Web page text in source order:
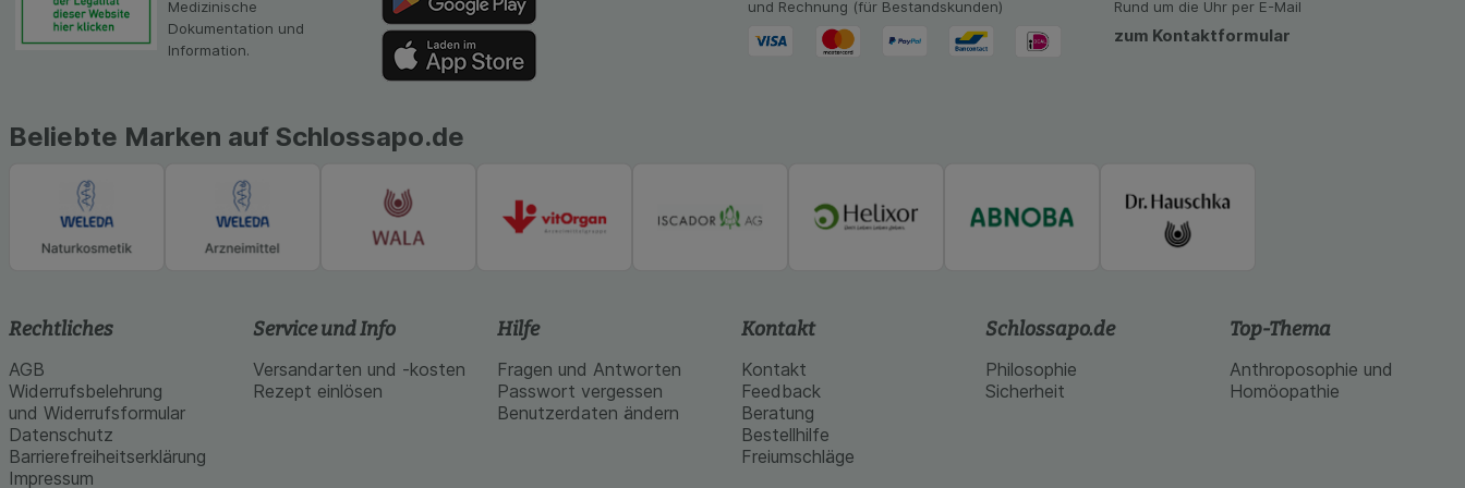
Medizinische
Dokumentation und
Information.
und Rechnung (für Bestandskunden)
Rund um die Uhr per E-Mail
zum Kontaktformular
Beliebte Marken auf Schlossapo.de
Rechtliches
AGB
Widerrufsbelehrung
und Widerrufsformular
Datenschutz
Barrierefreiheitserklärung
Impressum
Service und Info
Versandarten und -kosten
Rezept einlösen
Hilfe
Fragen und Antworten
Passwort vergessen
Benutzerdaten ändern
Kontakt
Kontakt
Feedback
Beratung
Bestellhilfe
Freiumschläge
Schlossapo.de
Philosophie
Sicherheit
Top-Thema
Anthroposophie und
Homöopathie